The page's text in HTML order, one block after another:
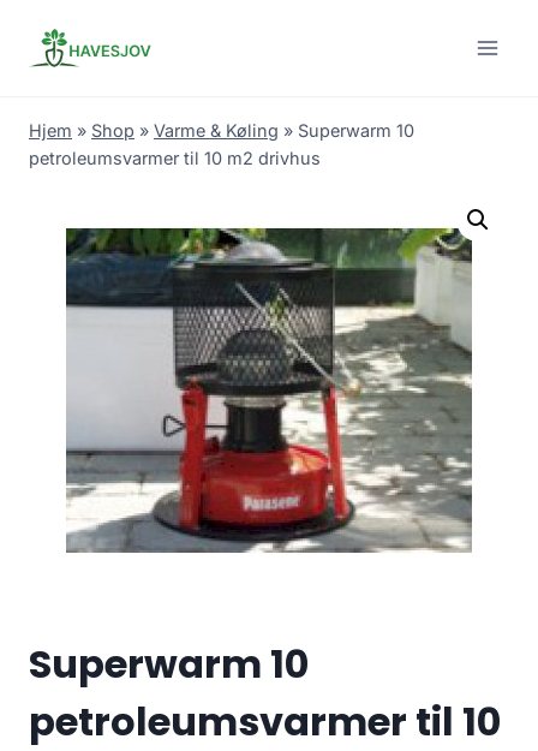
Hjem » Shop » Varme & Køling » Superwarm 10
petroleumsvarmer til 10 m2 drivhus
Superwarm 10
petroleumsvarmer til 10